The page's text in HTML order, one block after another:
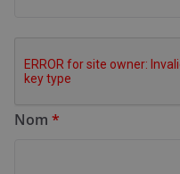
Nom *